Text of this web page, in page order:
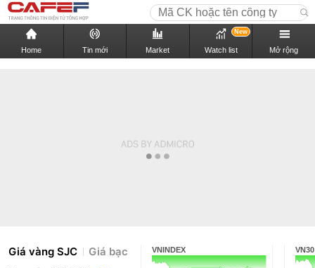
Home Tin mới Market Watch list
New
Mở rộng
Giá vàng SJC Giá bạc VNINDEX VN30